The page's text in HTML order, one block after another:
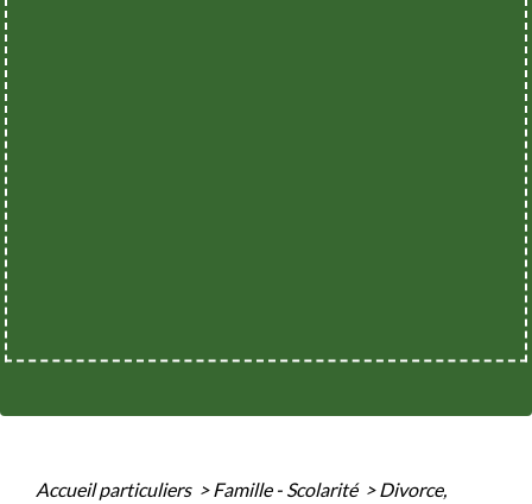
Accueil particuliers > Famille - Scolarité > Divorce,